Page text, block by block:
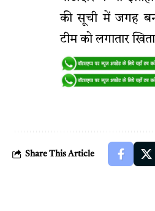
की सूची में जगह
टीम को लगातार
Share This Article